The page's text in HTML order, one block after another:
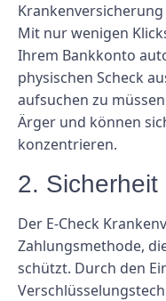
Mit nur wenigen
Ihrem Bankkonto
physischen Scheck
aufsuchen zu
Ärger und können
konzentrieren.
2. Sicherheit
Der E-Check
Zahlungsmethode,
schützt. Durch den